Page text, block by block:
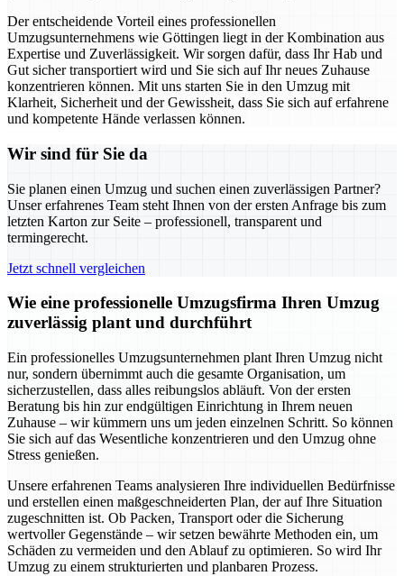
Der entscheidende Vorteil eines professionellen
Umzugsunternehmens wie Göttingen liegt in der Kombination aus
Expertise und Zuverlässigkeit. Wir sorgen dafür, dass Ihr Hab und
Gut sicher transportiert wird und Sie sich auf Ihr neues Zuhause
konzentrieren können. Mit uns starten Sie in den Umzug mit
Klarheit, Sicherheit und der Gewissheit, dass Sie sich auf erfahrene
und kompetente Hände verlassen können.
Wir sind für Sie da
Sie planen einen Umzug und suchen einen zuverlässigen Partner?
Unser erfahrenes Team steht Ihnen von der ersten Anfrage bis zum
letzten Karton zur Seite – professionell, transparent und
termingerecht.
Jetzt schnell vergleichen
Wie eine professionelle Umzugsfirma Ihren Umzug
zuverlässig plant und durchführt
Ein professionelles Umzugsunternehmen plant Ihren Umzug nicht
nur, sondern übernimmt auch die gesamte Organisation, um
sicherzustellen, dass alles reibungslos abläuft. Von der ersten
Beratung bis hin zur endgültigen Einrichtung in Ihrem neuen
Zuhause – wir kümmern uns um jeden einzelnen Schritt. So können
Sie sich auf das Wesentliche konzentrieren und den Umzug ohne
Stress genießen.
Unsere erfahrenen Teams analysieren Ihre individuellen Bedürfnisse
und erstellen einen maßgeschneiderten Plan, der auf Ihre Situation
zugeschnitten ist. Ob Packen, Transport oder die Sicherung
wertvoller Gegenstände – wir setzen bewährte Methoden ein, um
Schäden zu vermeiden und den Ablauf zu optimieren. So wird Ihr
Umzug zu einem strukturierten und planbaren Prozess.